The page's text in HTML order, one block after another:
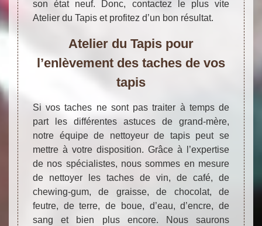
son état neuf. Donc, contactez le plus vite
Atelier du Tapis et profitez d’un bon résultat.
Atelier du Tapis pour
l’enlèvement des taches de vos
tapis
Si vos taches ne sont pas traiter à temps de
part les différentes astuces de grand-mère,
notre équipe de nettoyeur de tapis peut se
mettre à votre disposition. Grâce à l’expertise
de nos spécialistes, nous sommes en mesure
de nettoyer les taches de vin, de café, de
chewing-gum, de graisse, de chocolat, de
feutre, de terre, de boue, d’eau, d’encre, de
sang et bien plus encore. Nous saurons